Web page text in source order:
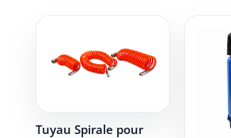
Tuyau Spirale pour